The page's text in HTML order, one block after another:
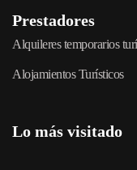
Prestadores
Alquileres temporarios
Alojamientos Turísticos
Lo más visitado